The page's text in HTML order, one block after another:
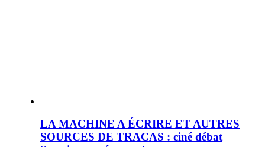
LA MACHINE A ÉCRIRE ET AUTRES
SOURCES DE TRACAS : ciné débat